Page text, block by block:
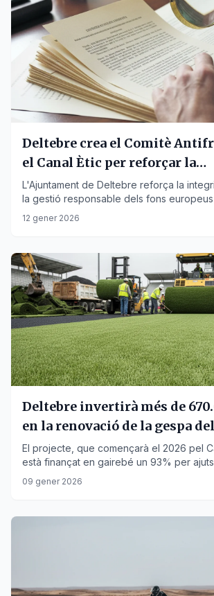
Deltebre crea el Comitè
el Canal Ètic per reforçar la
transparència
L'Ajuntament de Deltebre reforça la
la gestió responsable dels fons
mecanismes de control intern.
12 gener 2026
Deltebre invertirà més de
en la renovació de la gespa
futbol
El projecte, que començarà el 2026 pel
està finançat en gairebé un 93% per
Pla de Xoc.
09 gener 2026